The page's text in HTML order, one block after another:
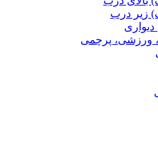
زیر درب
ورزشی، پرچمی